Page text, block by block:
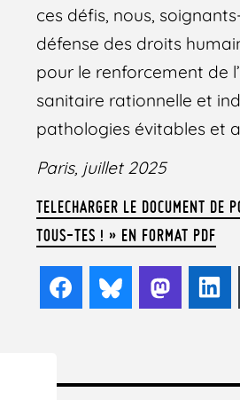
ces défis, nous,
défense des droits
pour le renforcement de
sanitaire rationnelle et
pathologies évitables et
Paris, juillet 2025
TELECHARGER LE DOCUMENT DE
TOUS-TES ! » EN FORMAT PDF
FacebookBluesky